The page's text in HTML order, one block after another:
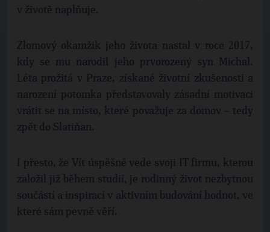
v životě naplňuje.
Zlomový okamžik jeho života nastal v roce 2017,
kdy se mu narodil jeho prvorozený syn Michal.
Léta prožitá v Praze, získané životní zkušenosti a
narození potomka představovaly zásadní motivaci
vrátit se na místo, které považuje za domov – tedy
zpět do Slatiňan.
I přesto, že Vít úspěšně vede svoji IT firmu, kterou
založil již během studií, je rodinný život nezbytnou
součástí a inspirací v aktivním budování hodnot, ve
které sám pevně věří.